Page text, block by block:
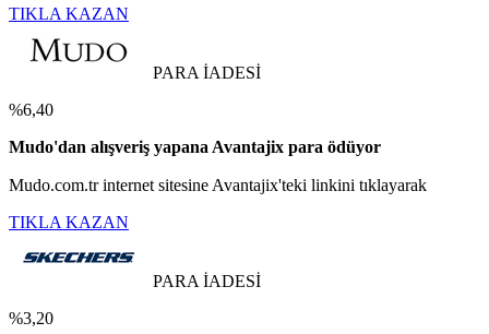
TIKLA KAZAN
PARA İADESİ
%6,40
Mudo'dan alışveriş yapana Avantajix para ödüyor
Mudo.com.tr internet sitesine Avantajix'teki linkini tıklayarak
TIKLA KAZAN
PARA İADESİ
%3,20